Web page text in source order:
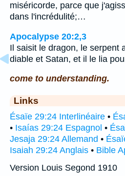
miséricorde, parce que
dans l'incrédulité;…
Apocalypse 20:2,3
Il saisit le dragon, le serpent
diable et Satan, et il le lia
come to understanding.
Links
Ésaïe 29:24 Interlinéaire •
• Isaías 29:24 Espagnol •
Jesaja 29:24 Allemand •
Isaiah 29:24 Anglais • Bible
Version Louis Segond 1910